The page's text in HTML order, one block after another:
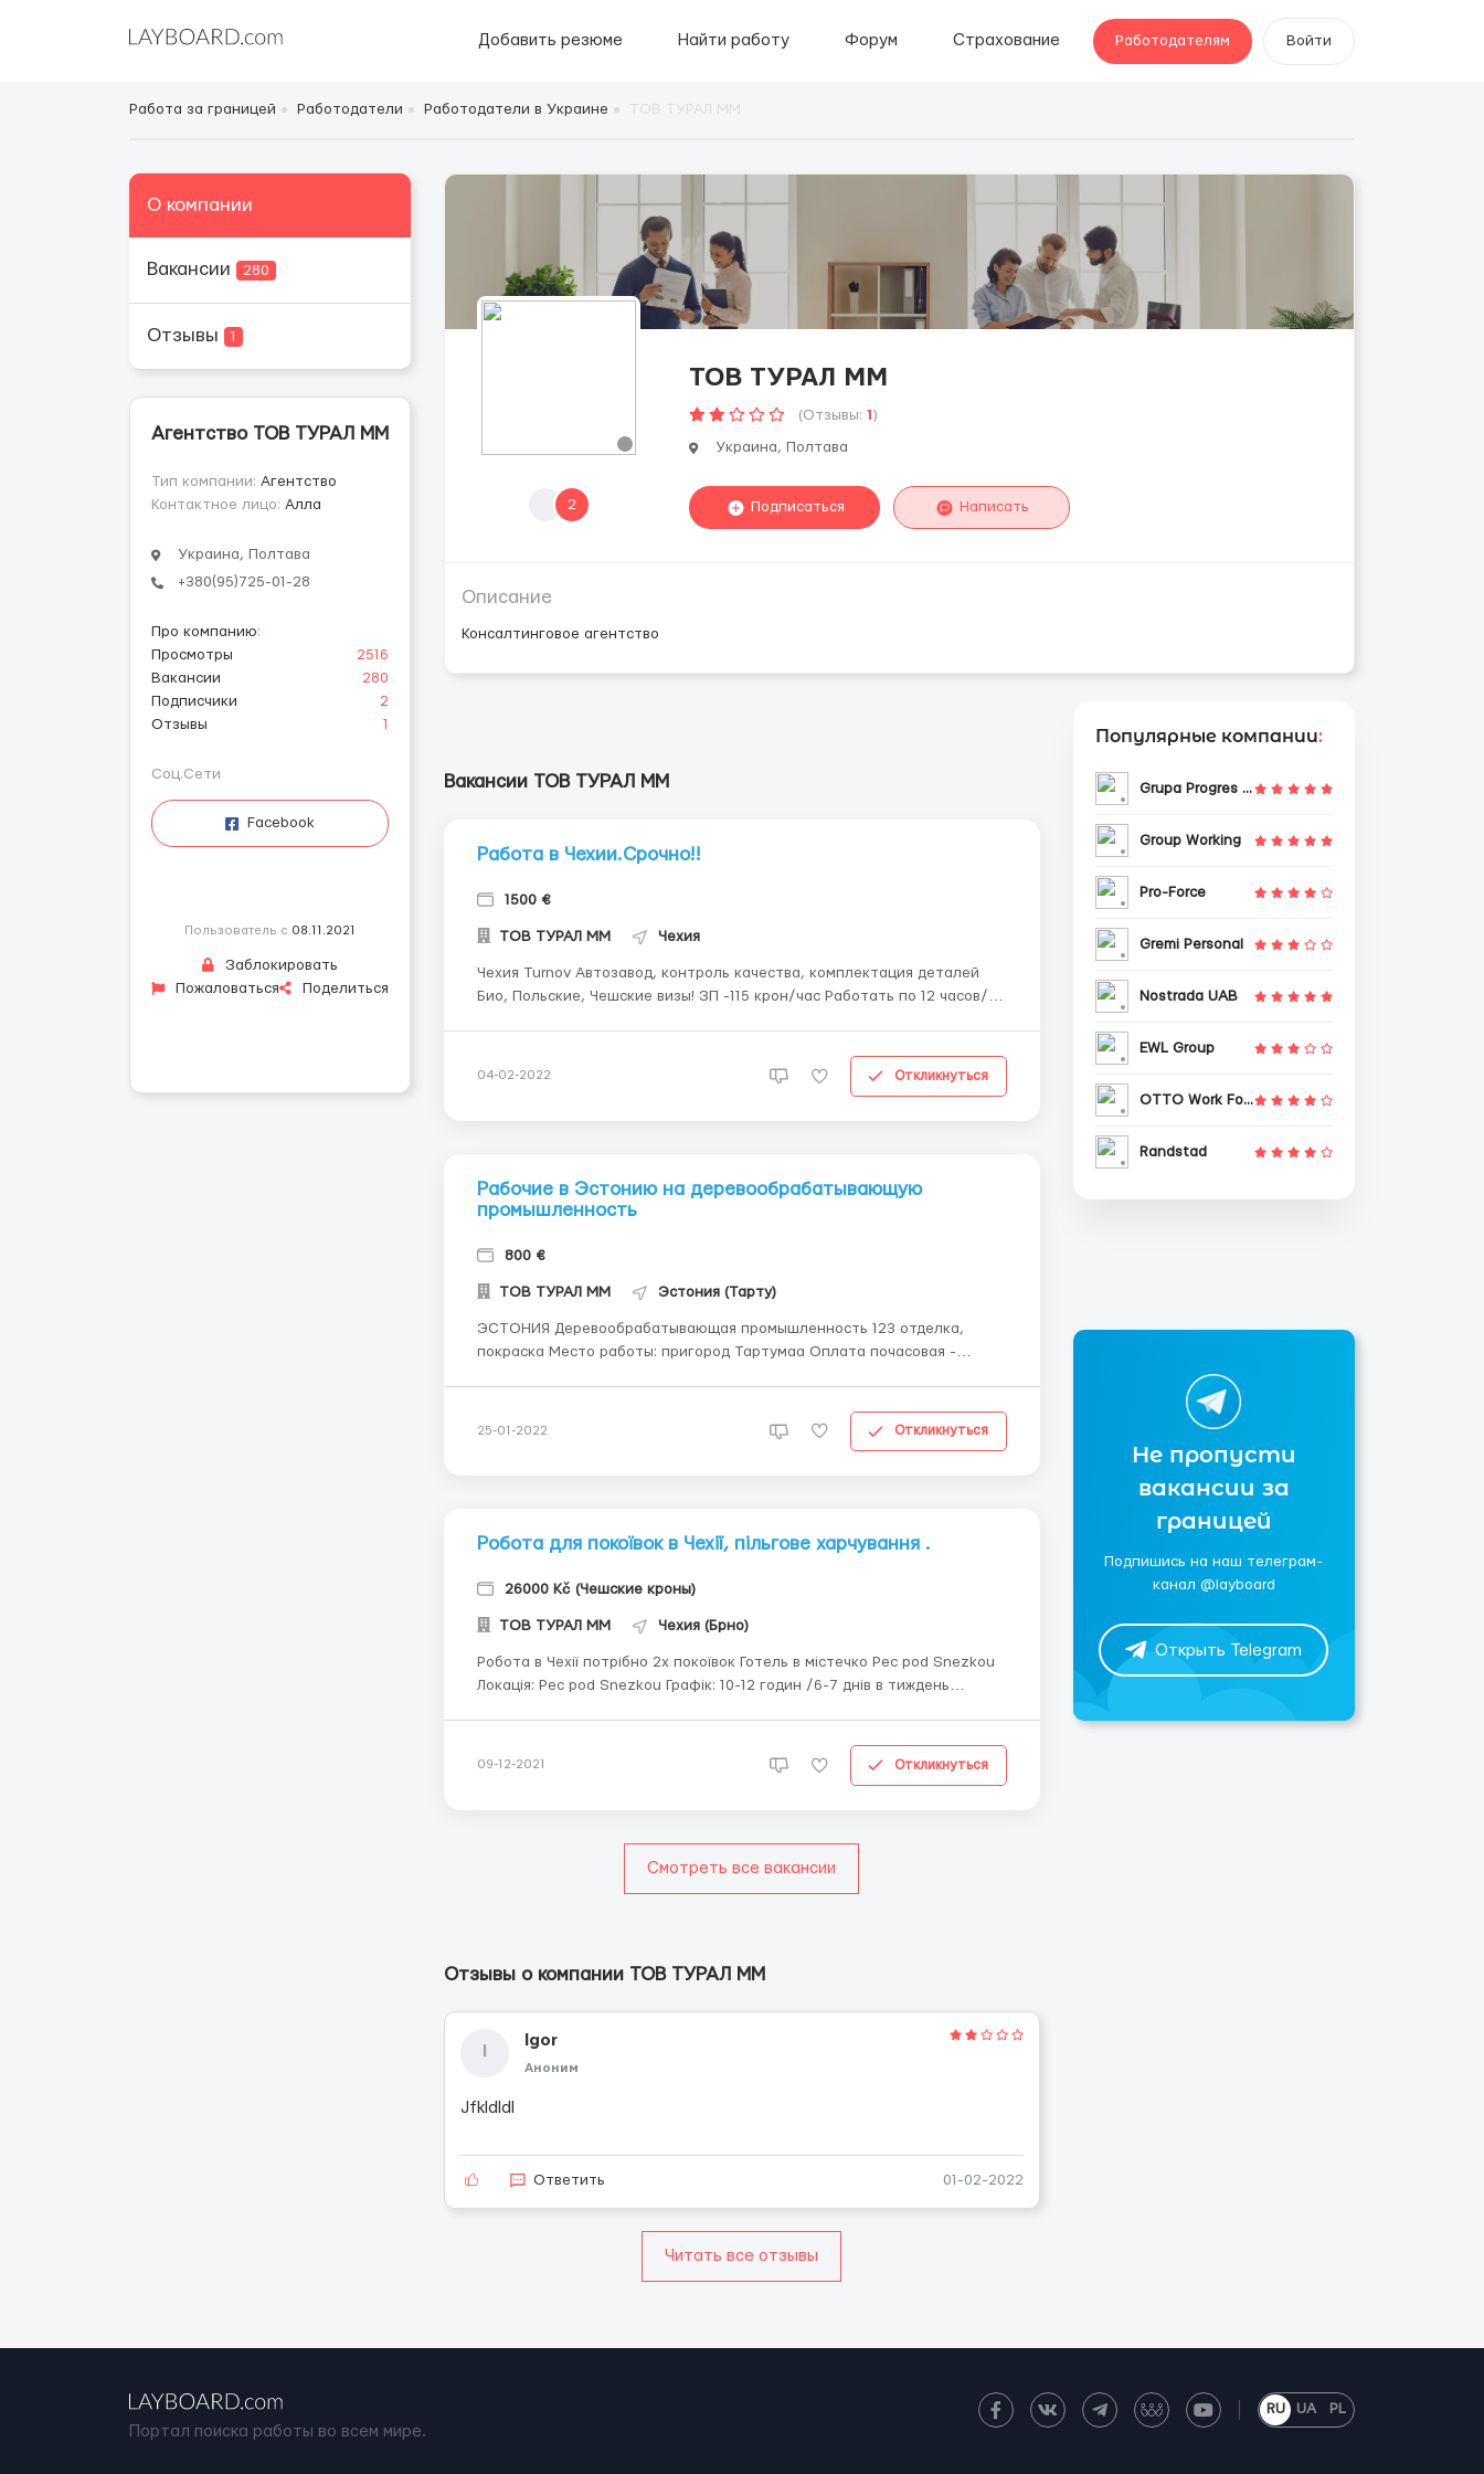
Добавить резюме Найти работу Форум Страхование Работодателям Войти
Работа за границей Работодатели Работодатели в Украине
О компании
Вакансии 280
Отзывы 1
Агентство ТОВ ТУРАЛ ММ
Тип компании: Агентство
Контактное лицо: Алла
Украина, Полтава
+380(95)725-01-28
Про компанию:
Просмотры
2516
Вакансии
280
Подписчики
2
Отзывы
1
Соц.Сети
Facebook
Пользователь с 08.11.2021
Заблокировать
Пожаловаться
Поделиться
2
ТОВ ТУРАЛ ММ
(Отзывы: 1 )
Украина, Полтава
Подписаться Написать
Описание
Консалтинговое агентство
Вакансии ТОВ ТУРАЛ ММ
Работа в Чехии.Срочно!!
1500 €
ТОВ ТУРАЛ ММ Чехия
Чехия Turnov Автозавод, контроль качества, комплектация деталей
Био, Польские, Чешские визы! ЗП -115 крон/час Работать по 12 часов/6
04-02-2022 Откликнуться
Рабочие в Эстонию на деревообрабатывающую
промышленность
800 €
ТОВ ТУРАЛ ММ Эстония (Тарту)
ЭСТОНИЯ Деревообрабатывающая промышленность 123 отделка,
покраска Место работы: пригород Тартумаа Оплата почасовая -
25-01-2022 Откликнуться
Робота для покоївок в Чехії, пільгове харчування .
26000 Kč (Чешские кроны)
ТОВ ТУРАЛ ММ Чехия (Брно)
Робота в Чехії потрібно 2х покоївок Готель в містечко Pec pod Snezkou
Локація: Pec pod Snezkou Графік: 10-12 годин /6-7 днів в тиждень
09-12-2021 Откликнуться
Смотреть все вакансии
Отзывы о компании ТОВ ТУРАЛ ММ
Igor
Аноним
Jfkldldl
Ответить 01-02-2022
Читать все отзывы
Популярные компании:
Grupa Progres Sp. z o.o.
Group Working
Pro-Force
Gremi Personal
Nostrada UAB
EWL Group
OTTO Work Force
Randstad
Не пропусти
вакансии за
границей
Подпишись на наш телеграм-
канал @layboard
Открыть Telegram
Портал поиска работы во всем мире.
RU UA PL